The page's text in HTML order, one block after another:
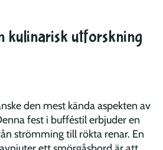
kulinarisk utforskning
den mest kända aspekten av
fest i bufféstil erbjuder en
strömming till rökta renar. En